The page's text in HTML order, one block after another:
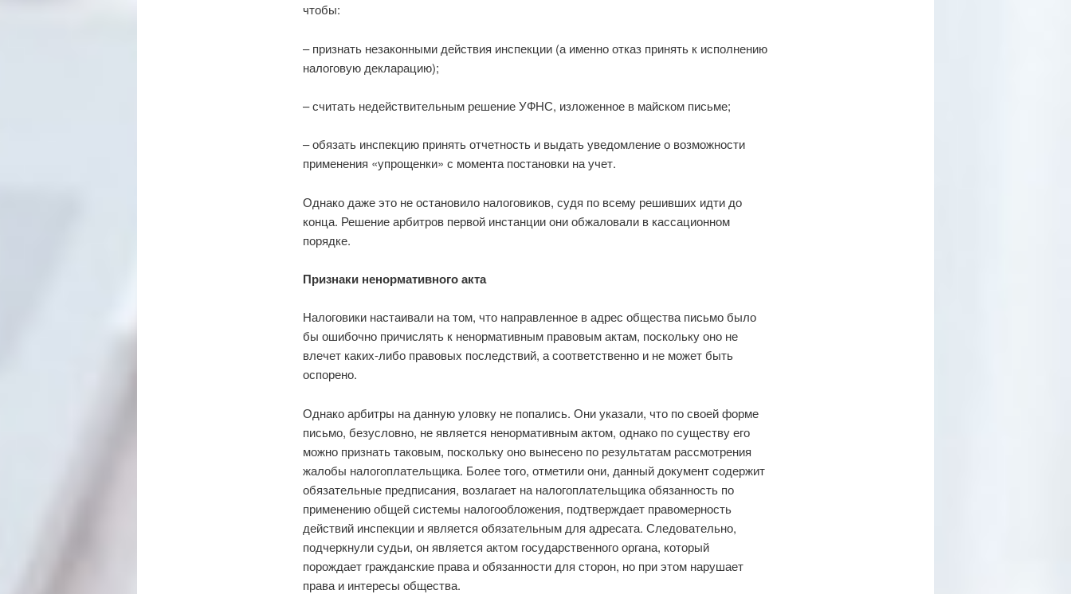
чтобы:
– признать незаконными действия инспекции (а именно отказ принять к исполнению
налоговую декларацию);
– считать недействительным решение УФНС, изложенное в майском письме;
– обязать инспекцию принять отчетность и выдать уведомление о возможности
применения «упрощенки» с момента постановки на учет.
Однако даже это не остановило налоговиков, судя по всему решивших идти до
конца. Решение арбитров первой инстанции они обжаловали в кассационном
порядке.
Признаки ненормативного акта
Налоговики настаивали на том, что направленное в адрес общества письмо было
бы ошибочно причислять к ненормативным правовым актам, поскольку оно не
влечет каких-либо правовых последствий, а соответственно и не может быть
оспорено.
Однако арбитры на данную уловку не попались. Они указали, что по своей форме
письмо, безусловно, не является ненормативным актом, однако по существу его
можно признать таковым, поскольку оно вынесено по результатам рассмотрения
жалобы налогоплательщика. Более того, отметили они, данный документ содержит
обязательные предписания, возлагает на налогоплательщика обязанность по
применению общей системы налогообложения, подтверждает правомерность
действий инспекции и является обязательным для адресата. Следовательно,
подчеркнули судьи, он является актом государственного органа, который
порождает гражданские права и обязанности для сторон, но при этом нарушает
права и интересы общества.